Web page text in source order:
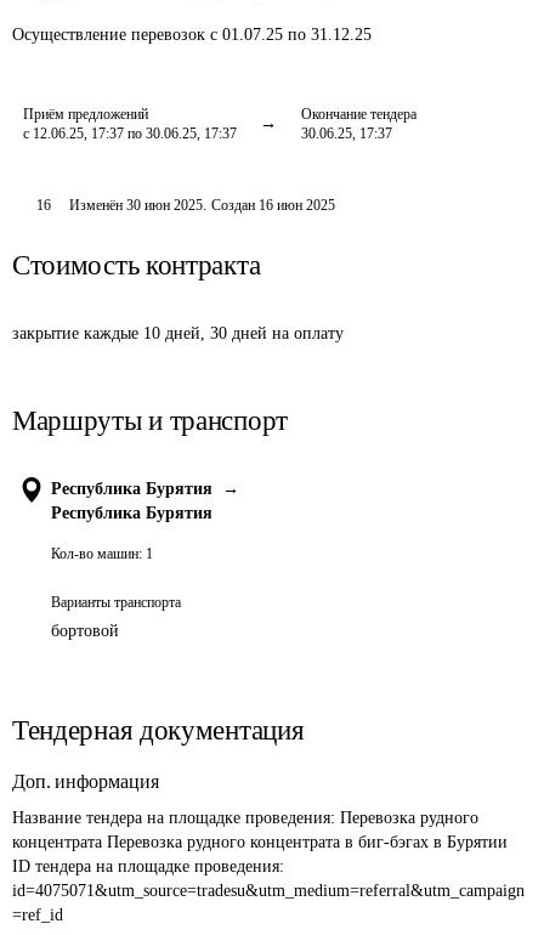
Осуществление перевозок с 01.07.25 по 31.12.25
Приём предложений
с 12.06.25, 17:37 по 30.06.25, 17:37
Окончание тендера
30.06.25, 17:37
16 Изменён30 июн 2025. Создан 16 июн 2025
Стоимость контракта
закрытие каждые 10 дней, 30 дней на оплату
Маршруты и транспорт
Республика Бурятия
→
Республика Бурятия
Кол-во машин: 1
Варианты транспорта
бортовой
Тендерная документация
Доп. информация
Название тендера на площадке проведения: Перевозка рудного
концентрата Перевозка рудного концентрата в биг-бэгах в Бурятии
ID тендера на площадке проведения:
id=4075071&utm_source=tradesu&utm_medium=referral&utm_campaign
=ref_id